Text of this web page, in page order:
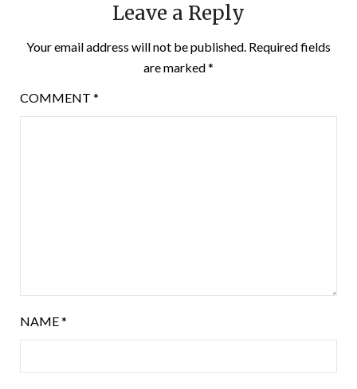
Leave a Reply
Your email address will not be published. Required fields
are marked*
COMMENT *
NAME*